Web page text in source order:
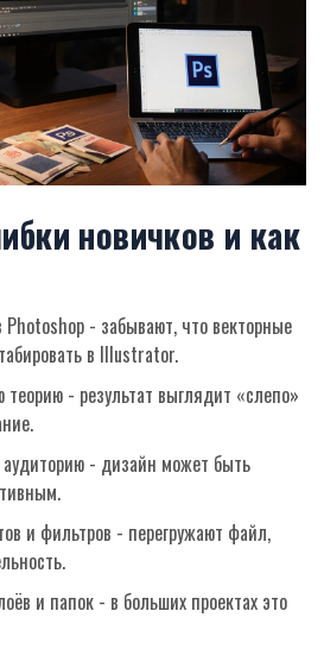
новичков и как
- забывают, что векторные
в Illustrator.
теорию - результат выглядит «слепо»
- дизайн может быть
и фильтров - перегружают файл,
и папок - в больших проектах это